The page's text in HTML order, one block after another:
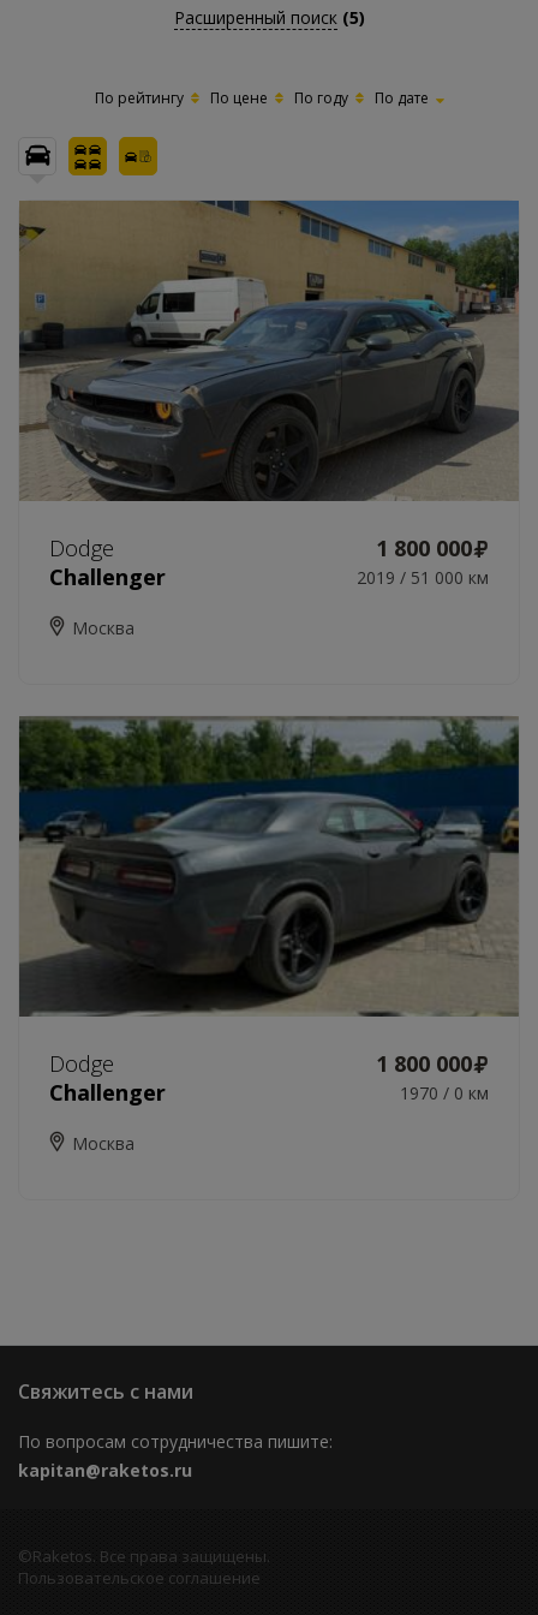
Расширенный поиск (5)
По рейтингу По цене По году По дате
Dodge
1 800 000
Challenger
2019 / 51 000 км
Москва
Dodge
1 800 000
Challenger
1970 / 0 км
Москва
Свяжитесь с нами
По вопросам сотрудничества пишите:
kapitan@raketos.ru
©Raketos. Все права защищены.
Пользовательское соглашение